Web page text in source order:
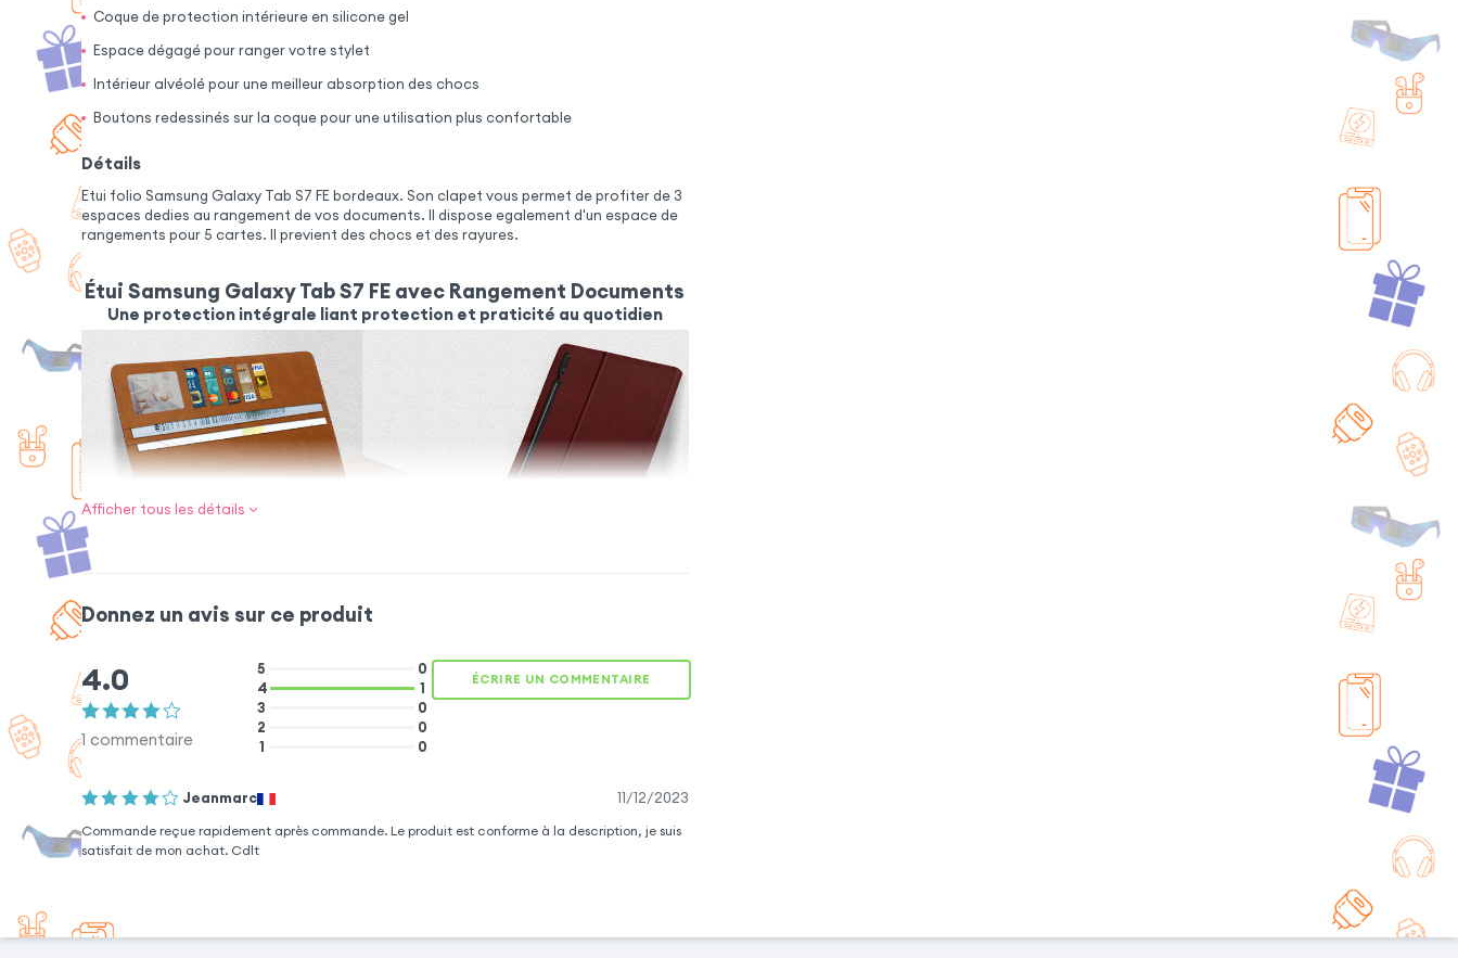
Coque de protection intérieure en silicone gel
Espace dégagé pour ranger votre stylet
Intérieur alvéolé pour une meilleur absorption des chocs
Boutons redessinés sur la coque pour une utilisation plus confortable
Détails
Etui folio Samsung Galaxy Tab S7 FE bordeaux. Son clapet vous permet de profiter de 3
espaces dedies au rangement de vos documents. Il dispose egalement d'un espace de
rangements pour 5 cartes. Il previent des chocs et des rayures.
Étui Samsung Galaxy Tab S7 FE avec Rangement Documents
Une protection intégrale liant protection et praticité au quotidien
INTÉRIEURS
2 espaces de
rangement pour
documents et 5
rangements pour
SUPPORT VIDÉO
de profiter de
vos contenus.
sont redessinés pour une
intégré au dos de l'étui pour
Afficher tous les détails
Donnez un avis sur ce produit
4.0
1 commentaire
5
0
4
1
3
0
2
0
1
0
ÉCRIRE UN COMMENTAIRE
Jeanmarc 11/12/2023
Commande reçue rapidement après commande. Le produit est conforme à la description, je suis
satisfait de mon achat. Cdlt